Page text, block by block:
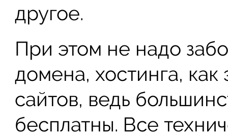
другое.
При этом не надо
домена, хостинга,
сайтов, ведь
бесплатны. Все